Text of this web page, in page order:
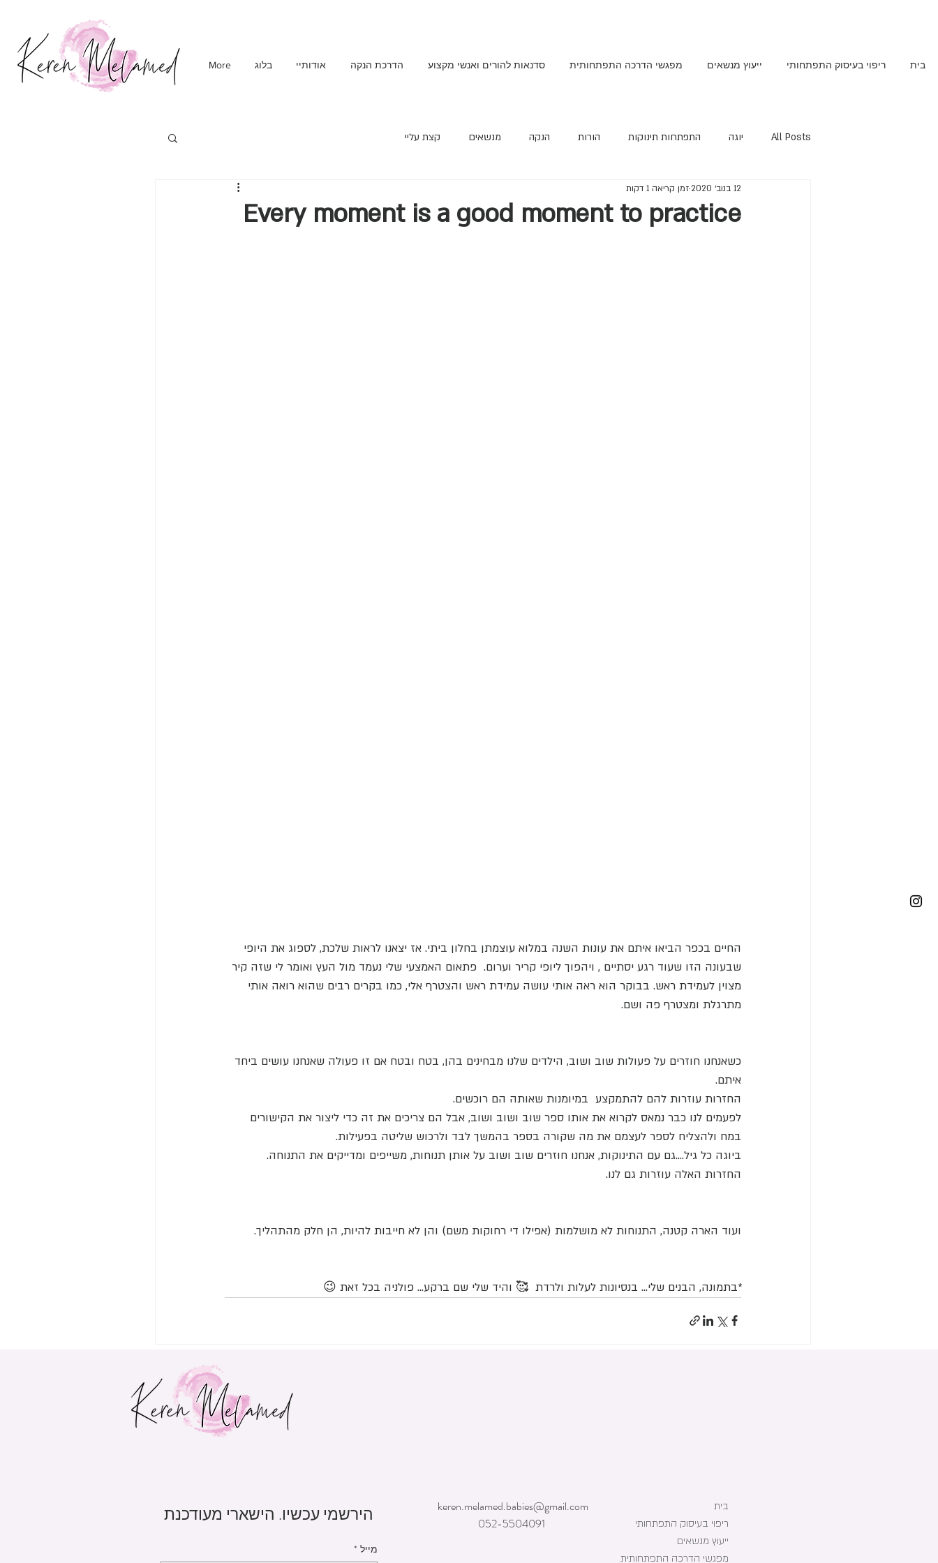
בית ריפוי בעיסוק התפתחותי ייעוץ מנשאים מפגשי הדרכה התפתחותית סדנאות להורים ואנשי מקצוע הדרכת הנקה אודותיי בלוג More
All Posts יוגה התפתחות תינוקות הורות הנקה מנשאים קצת עליי
Every moment is a good moment to practice
12 בנוב׳ 2020 זמן קריאה 1 דקות
החיים בכפר הביאו איתם את עונות השנה במלוא עוצמתן בחלון ביתי. אז יצאנו לראות שלכת, לספוג את היופי
שבעונה הזו שעוד רגע יסתיים , ויהפוך ליופי קריר וערום.  פתאום האמצעי שלי נעמד מול העץ ואומר לי שזה קיר
מצוין לעמידת ראש. בבוקר הוא ראה אותי עושה עמידת ראש והצטרף אלי, כמו בקרים רבים שהוא רואה אותי
מתרגלת ומצטרף פה ושם.
כשאנחנו חוזרים על פעולות שוב ושוב, הילדים שלנו מבחינים בהן, בטח ובטח אם זו פעולה שאנחנו עושים ביחד
איתם.
החזרות עוזרות להם להתמקצע  במיומנות שאותה הם רוכשים.
לפעמים לנו כבר נמאס לקרוא את אותו ספר שוב ושוב ושוב, אבל הם צריכים את זה כדי ליצור את הקישורים
במח ולהצליח לספר לעצמם את מה שקורה בספר בהמשך לבד ולרכוש שליטה בפעילות.
ביוגה כל גיל....גם עם התינוקות, אנחנו חוזרים שוב ושוב על אותן תנוחות, משייפים ומדייקים את התנוחה.
החזרות האלה עוזרות גם לנו.
ועוד הארה קטנה, התנוחות לא מושלמות (אפילו די רחוקות משם) והן לא חייבות להיות, הן חלק מהתהליך.
*בתמונה, הבנים שלי... בנסיונות לעלות ולרדת  🥰 והיד שלי שם ברקע... פולניה בכל זאת 😉
הצג הכול
בית
ריפוי בעיסוק התפתחותי
ייעוץ מנשאים
מפגשי הדרכה התפתחותית
keren.melamed.babies@gmail.com
052-5504091
הירשמי עכשיו. הישארי מעודכנת
מייל *